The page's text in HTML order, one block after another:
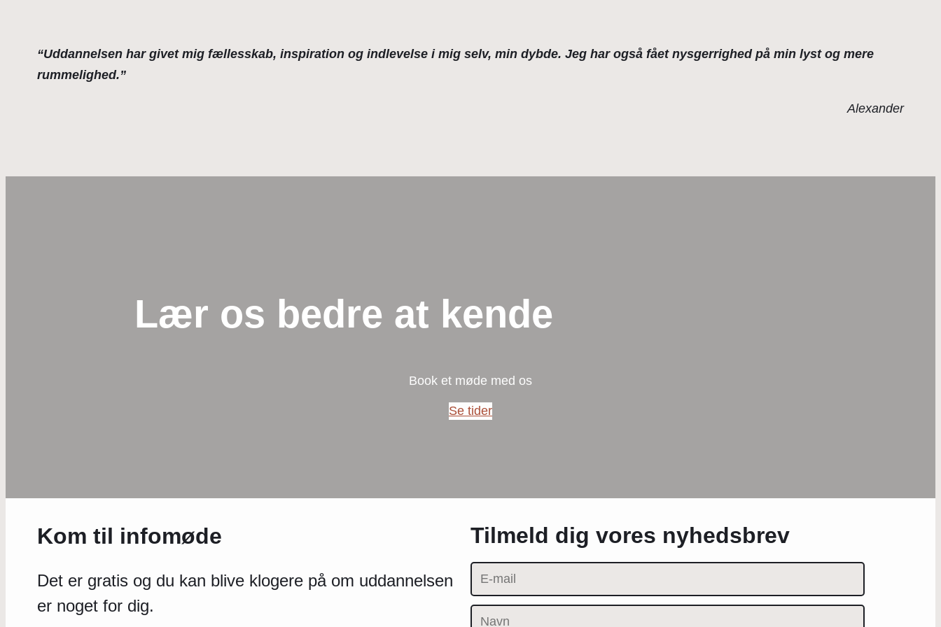
“Uddannelsen har givet mig fællesskab, inspiration og indlevelse i mig selv, min dybde. Jeg har også fået nysgerrighed på min lyst og mere
rummelighed.”
Alexander
Lær os bedre at kende
Book et møde med os
Se tider
Kom til infomøde
Det er gratis og du kan blive klogere på om uddannelsen
er noget for dig.
Tilmeld dig vores nyhedsbrev